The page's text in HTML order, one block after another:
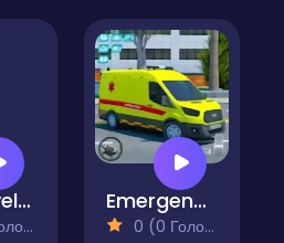
Hill Travel 3D Emergency Ambulance Driving Game
0 (0 Голосів)